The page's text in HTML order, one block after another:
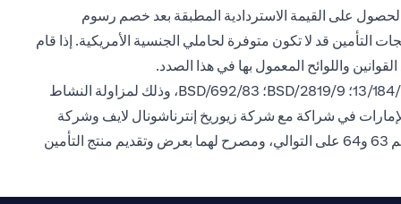
أو قيمة الحساب المعمول بها. وفي حال إلغاء الوثيقة بعد فترة 30 يومًا، يحق للعميل الحصول على القيمة الاستردادية المطبقة بعد خصم رسوم
التأمين قد لا تكون متوفرة لحاملي الجنسية الأمريكية. إذا قام
واللوائح المعمول بها في هذا الصدد.
سيتي بنك إن. إيه. فرع الإمارات، مسجل لدى المصرف المركزي لدولة الإمارات العربية المتحدة بموجب ترخيص رقم BSD/504/83؛13/184/2019؛ BSD/2819/9؛ BSD/692/83، وذلك لمزاولة النشاط
في شراكة مع شركة زيوريخ إنترناشونال لايف وشركة
ميتلايف (الشركة الأمريكية للتأمين على الحياة)، وهما شركتيّ تأمين مسجلتيّن لدى هيئة التأمين في الإمارات العربية المتحدة ومقيدتيّن برقم 63 و64 على التوالي، ومصرح لهما بعرض وتقديم منتج التأمين